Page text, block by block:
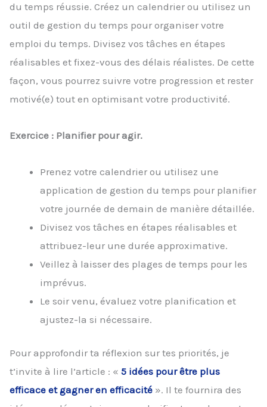
du temps réussie. Créez un calendrier ou utilisez un
outil de gestion du temps pour organiser votre
emploi du temps. Divisez vos tâches en étapes
réalisables et fixez-vous des délais réalistes. De cette
façon, vous pourrez suivre votre progression et rester
motivé(e) tout en optimisant votre productivité.
Exercice : Planifier pour agir.
Prenez votre calendrier ou utilisez une
application de gestion du temps pour planifier
votre journée de demain de manière détaillée.
Divisez vos tâches en étapes réalisables et
attribuez-leur une durée approximative.
Veillez à laisser des plages de temps pour les
imprévus.
Le soir venu, évaluez votre planification et
ajustez-la si nécessaire.
Pour approfondir ta réflexion sur tes priorités, je
t’invite à lire l’article : « 5 idées pour être plus
efficace et gagner en efficacité ». Il te fournira des